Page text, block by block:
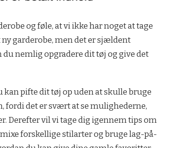
og føle, at vi ikke har noget at tage
garderobe, men det er sjældent
nemlig opgradere dit tøj og give det
kan pifte dit tøj op uden at skulle bruge
fordi det er svært at se mulighederne,
Derefter vil vi tage dig igennem tips om
forskellige stilarter og bruge lag-på-